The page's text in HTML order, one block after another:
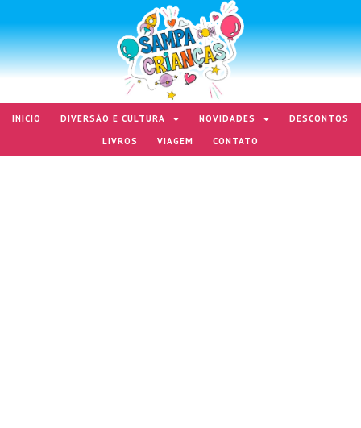
INÍCIO DIVERSÃO E CULTURA NOVIDADES
DESCONTOS
LIVROS
VIAGEM CONTATO